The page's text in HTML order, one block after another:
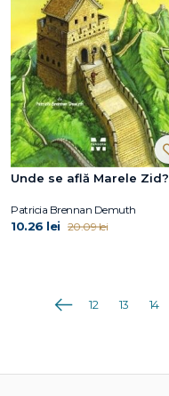
Unde se află Marele Zid?
Patricia Brennan Demuth
10.26 lei 20.09 lei
Anterioara
12 13 14